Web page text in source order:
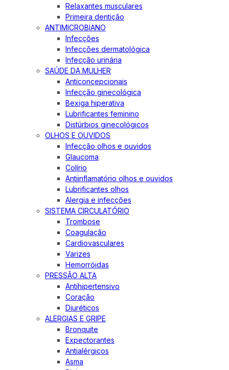
Relaxantes musculares
Primeira dentição
ANTIMICROBIANO
Infecções
Infecções dermatológica
Infecção urinária
SAÚDE DA MULHER
Anticoncepcionais
Infecção ginecológica
Bexiga hiperativa
Lubrificantes feminino
Distúrbios ginecológicos
OLHOS E OUVIDOS
Infecção olhos e ouvidos
Glaucoma
Colírio
Antiinflamatório olhos e ouvidos
Lubrificantes olhos
Alergia e infecções
SISTEMA CIRCULATÓRIO
Trombose
Coagulação
Cardiovasculares
Varizes
Hemorróidas
PRESSÃO ALTA
Antihipertensivo
Coração
Diuréticos
ALERGIAS E GRIPE
Bronquite
Expectorantes
Antialérgicos
Asma